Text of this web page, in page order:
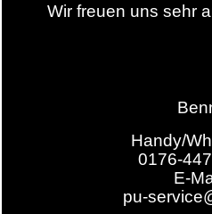
Wir freuen uns sehr
Handy/
0176-
E-
pu-